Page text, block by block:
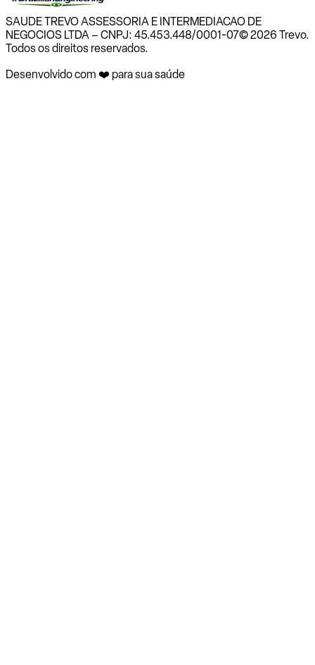
SAUDE TREVO ASSESSORIA E INTERMEDIACAO DE
NEGOCIOS LTDA – CNPJ: 45.453.448/0001-07© 2026 Trevo.
Todos os direitos reservados.
Desenvolvido com ❤️ para sua saúde